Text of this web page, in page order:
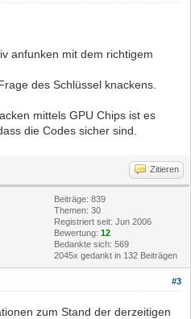
anfunken mit dem richtigem
des Schlüssel knackens.
mittels GPU Chips ist es
die Codes sicher sind.
Zitieren
Beiträge: 839
Themen: 30
Registriert seit: Jun 2006
Bewertung: 12
Bedankte sich: 569
2045x gedankt in 132 Beiträgen
#3
zum Stand der derzeitigen